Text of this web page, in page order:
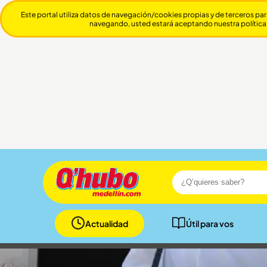
Actualidad Útil para vos
Este portal utiliza datos de navegación/cookies propias y de terceros
navegando, usted estará aceptando nuestra